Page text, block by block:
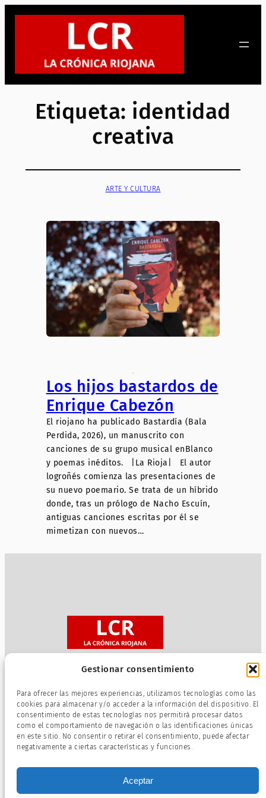
Gestionar consentimiento
Para ofrecer las mejores experiencias, utilizamos tecnologías como las
cookies para almacenar y/o acceder a la información del dispositivo. El
consentimiento de estas tecnologías nos permitirá procesar datos
como el comportamiento de navegación o las identificaciones únicas
en este sitio. No consentir o retirar el consentimiento, puede afectar
negativamente a ciertas características y funciones.
Aceptar
Saltar
Etiqueta: identidad
creativa
ARTE Y CULTURA
.
Los hijos bastardos de
Enrique Cabezón
El riojano ha publicado Bastardía (Bala
Perdida, 2026), un manuscrito con
canciones de su grupo musical enBlanco
y poemas inéditos. |La Rioja| El autor
logroñés comienza las presentaciones de
su nuevo poemario. Se trata de un híbrido
donde, tras un prólogo de Nacho Escuín,
antiguas canciones escritas por él se
mimetizan con nuevos…
Política de privacidad
Términos de servicio
Política de cookies